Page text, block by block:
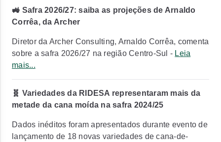
🚜 Safra 2026/27: saiba as projeções de Arnaldo
Corrêa, da Archer
Diretor da Archer Consulting, Arnaldo Corrêa, comenta
sobre a safra 2026/27 na região Centro-Sul - Leia
mais...
🧬 Variedades da RIDESA representaram mais da
metade da cana moída na safra 2024/25
Dados inéditos foram apresentados durante evento de
lançamento de 18 novas variedades de cana-de-